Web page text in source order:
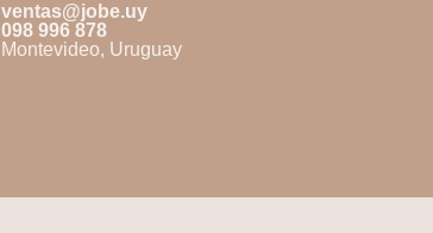
ventas@jobe.uy
098 996 878
Montevideo, Uruguay